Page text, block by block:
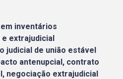
inventários
extrajudicial
judicial de união estável
antenupcial, contrato
negociação extrajudicial